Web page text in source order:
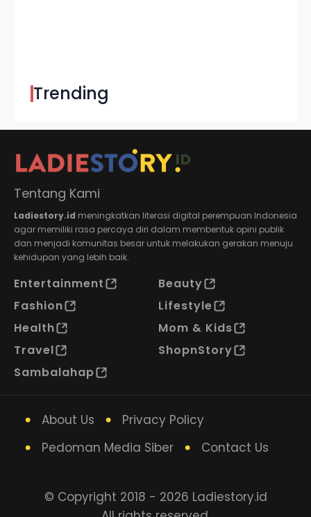
Trending
Tentang Kami
Ladiestory.id meningkatkan literasi digital perempuan Indonesia
agar memiliki rasa percaya diri dalam membentuk opini publik
dan menjadi komunitas besar untuk melakukan gerakan menuju
kehidupan yang lebih baik.
Entertainment
Beauty
Fashion
Lifestyle
Health
Mom & Kids
Travel
ShopnStory
Sambalahap
About Us
Privacy Policy
Pedoman Media Siber
Contact Us
© Copyright 2018 - 2026 Ladiestory.id